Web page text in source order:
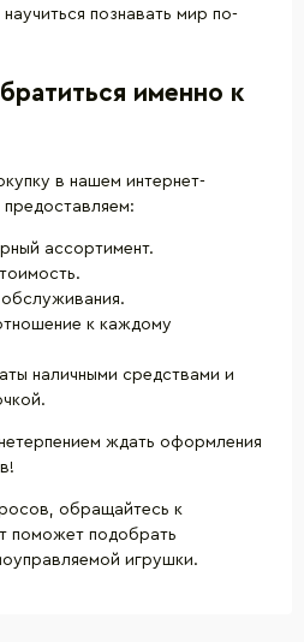
познавать мир по-
именно к
в нашем интернет-
предоставляем:
ассортимент.
к каждому
наличными средствами и
ждать оформления
обращайтесь к
поможет подобрать
игрушки.